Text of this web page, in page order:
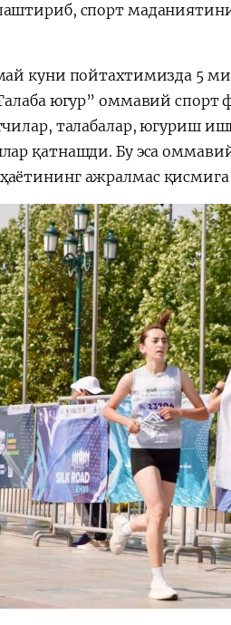
спорт
куни пойтахтимизда 5
югур” оммавий спорт
талабалар, югуриш
қатнашди. Бу эса
ажралмас қисмига